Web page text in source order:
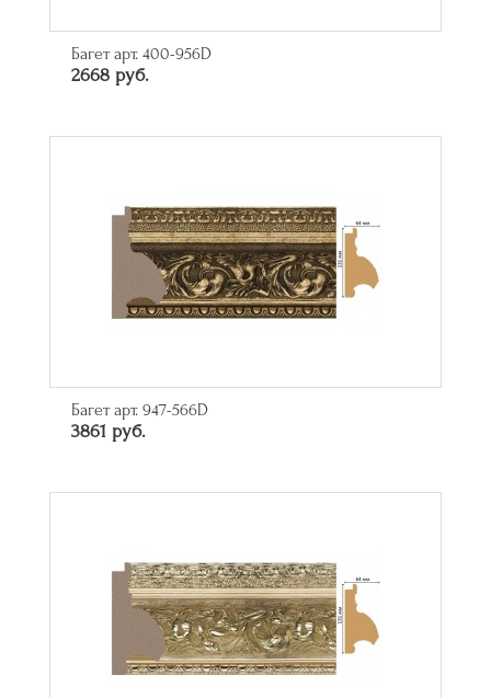
Багет арт. 400-956D
2668 руб.
Багет арт. 947-566D
3861 руб.